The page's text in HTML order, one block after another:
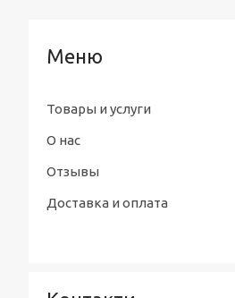
Товары и услуги
О нас
Отзывы
Доставка и оплата